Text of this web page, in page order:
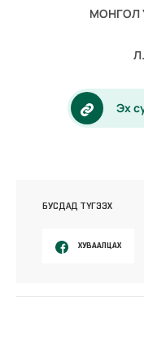
МОНГОЛ
Эх
БУСДАД ТҮГЭЭХ
ХУВААЛЦАХ